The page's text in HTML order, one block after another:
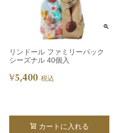
リンドール ファミリーパック
シーズナル 40個入
¥5,400 税込
カートに入れる